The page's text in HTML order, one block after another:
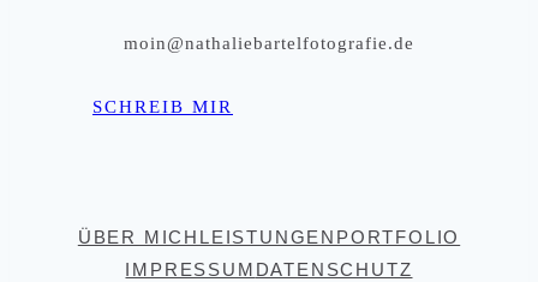
moin@nathaliebartelfotografie.de
SCHREIB MIR
ÜBER MICH LEISTUNGEN PORTFOLIO
IMPRESSUM DATENSCHUTZ